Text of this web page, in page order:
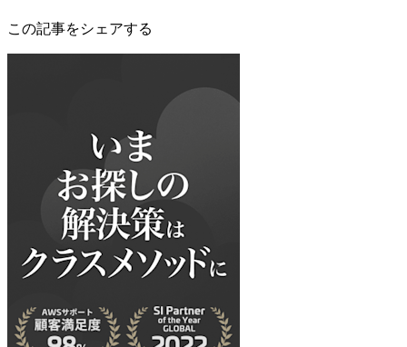
この記事をシェアする